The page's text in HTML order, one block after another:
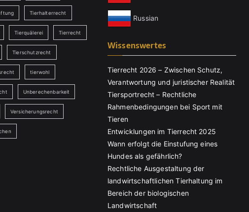
Tierhalterrecht
Tierquälerei Tierrecht
Tierschutzrecht
tierwohl
Unberechenbarkeit
Versicherungsrecht
Russian
Wissenswertes
Tierrecht 2026 – Zwischen Schutz,
Verantwortung und juristischer Realität
Tiersportrecht – Rechtliche
Rahmenbedingungen bei Sport mit
Tieren
Entwicklungen im Tierrecht 2025
Wann erfolgt die Einstufung eines
Hundes als gefährlich?
Rechtliche Ausgestaltung der
landwirtschaftlichen Tierhaltung im
Bereich der biologischen
Landwirtschaft